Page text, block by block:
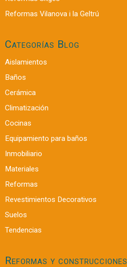
Reformas Vilanova i la Geltrú
Categorías Blog
Aislamientos
Baños
Cerámica
Climatización
Cocinas
Equipamiento para baños
Inmobiliario
Materiales
Reformas
Revestimientos Decorativos
Suelos
Tendencias
Reformas y construcciones